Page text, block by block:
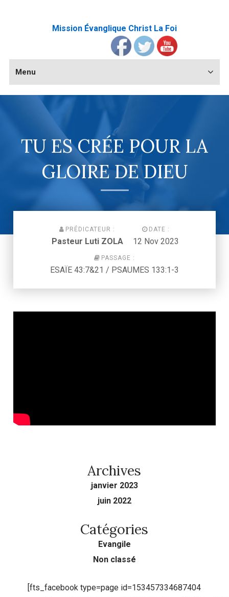
Mission Évanglique Christ La Foi
Menu
TU ES CRÉE POUR LA
GLOIRE DE DIEU
PRÉDICATEUR :
Pasteur Luti ZOLA
DATE :
12 Nov 2023
PASSAGE :
ESAÏE 43:7&21 / PSAUMES 133:1-3
Archives
janvier 2023
juin 2022
Catégories
Evangile
Non classé
[fts_facebook type=page id=153457334687404